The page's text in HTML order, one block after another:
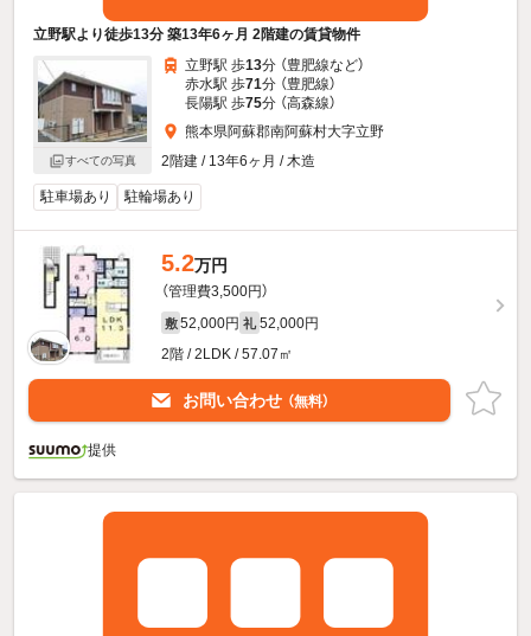
立野駅より徒歩13分 築13年6ヶ月 2階建の賃貸物件
すべての写真
立野駅 歩13分 （豊肥線など）
赤水駅 歩71分 （豊肥線）
長陽駅 歩75分 （高森線）
熊本県阿蘇郡南阿蘇村大字立野
2階建 / 13年6ヶ月 / 木造
駐車場あり 駐輪場あり
5.2万円
（管理費3,500円）
敷 52,000円 礼 52,000円
2階 / 2LDK / 57.07㎡
お問い合わせ （無料）
提供